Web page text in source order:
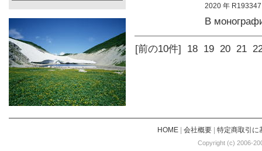
2020 年 R193347
В
[前の10件] 18 19 20 21
HOME| 会社概要| 特定商取引に
Copyright (c) 2006-